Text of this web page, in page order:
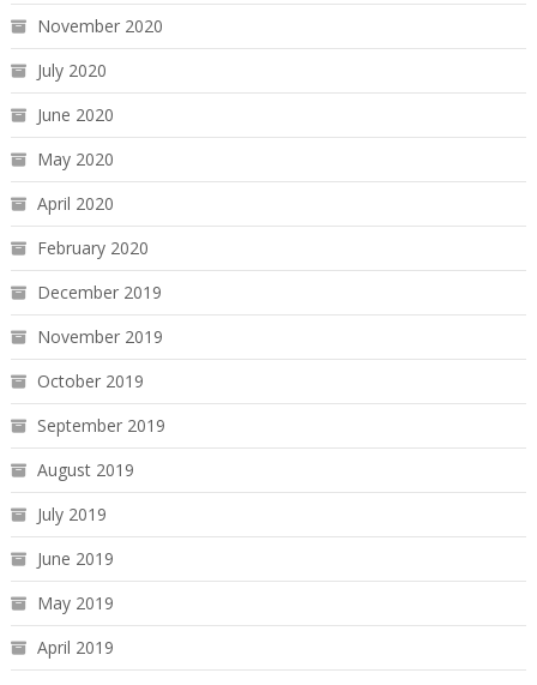
November 2020
July 2020
June 2020
May 2020
April 2020
February 2020
December 2019
November 2019
October 2019
September 2019
August 2019
July 2019
June 2019
May 2019
April 2019